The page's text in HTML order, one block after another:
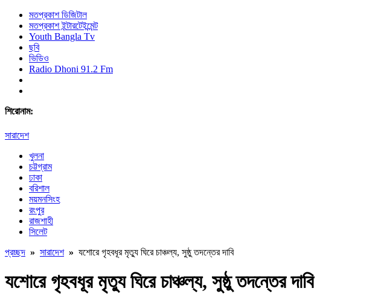
মতপ্রকাশ ডিজিটাল
মতপ্রকাশ ইন্টারটেইন্মেন্ট
Youth Bangla Tv
ছবি
ভিডিও
Radio Dhoni 91.2 Fm
শিরোনাম:
সারাদেশ
খুলনা
চট্টগ্রাম
ঢাকা
বরিশাল
ময়মনসিংহ
রংপুর
রাজশাহী
সিলেট
প্রচ্ছদ » সারাদেশ» যশোরে গৃহবধূর মৃত্যু ঘিরে চাঞ্চল্য, সুষ্ঠু তদন্তের দাবি
যশোরে গৃহবধূর মৃত্যু ঘিরে চাঞ্চল্য, সুষ্ঠু তদন্তের দাবি